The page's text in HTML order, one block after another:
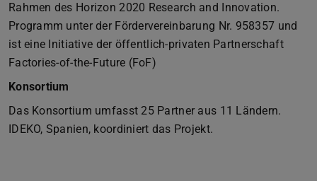
Rahmen des Horizon 2020 Research and Innovation.
Programm unter der Fördervereinbarung Nr. 958357 und
ist eine Initiative der öffentlich-privaten Partnerschaft
Factories-of-the-Future (FoF)
Konsortium
Das Konsortium umfasst 25 Partner aus 11 Ländern.
IDEKO, Spanien, koordiniert das Projekt.